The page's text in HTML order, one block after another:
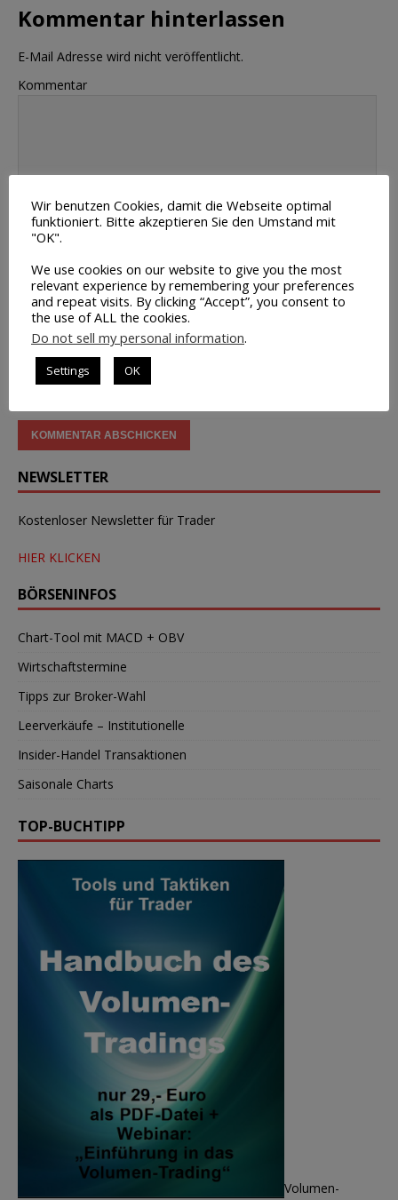
Kommentar hinterlassen
E-Mail Adresse wird nicht veröffentlicht.
Kommentar
Name
E-Mail
Webseite
Meinen Namen, E-Mail und Website in diesem Browser
speichern, bis ich wieder kommentiere.
NEWSLETTER
Kostenloser Newsletter für Trader
HIER KLICKEN
BÖRSENINFOS
Chart-Tool mit MACD + OBV
Wirtschaftstermine
Tipps zur Broker-Wahl
Leerverkäufe – Institutionelle
Insider-Handel Transaktionen
Saisonale Charts
TOP-BUCHTIPP
Volumen-
Wir benutzen Cookies, damit die Webseite optimal
funktioniert. Bitte akzeptieren Sie den Umstand mit
"OK".
We use cookies on our website to give you the most
relevant experience by remembering your preferences
and repeat visits. By clicking “Accept”, you consent to
the use of ALL the cookies.
Do not sell my personal information.
Settings OK